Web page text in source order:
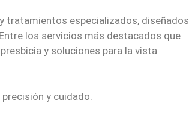
tratamientos especializados, diseñados
los servicios más destacados que
y soluciones para la vista
y cuidado.